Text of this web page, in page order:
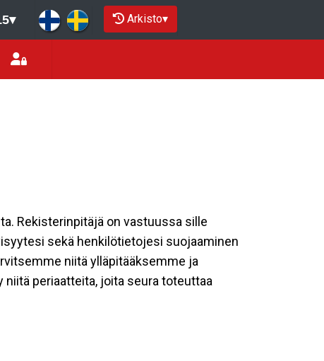
▾ Arkisto▾
Rekisterinpitäjä on vastuussa sille
sekä henkilötietojesi suojaaminen
niitä ylläpitääksemme ja
periaatteita, joita seura toteuttaa